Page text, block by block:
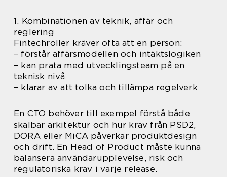
1. Kombinationen av teknik, affär och
reglering
Fintechroller kräver ofta att en person:
– förstår affärsmodellen och intäktslogiken
– kan prata med utvecklingsteam på en
teknisk nivå
– klarar av att tolka och tillämpa regelverk
En CTO behöver till exempel förstå både
skalbar arkitektur och hur krav från PSD2,
DORA eller MiCA påverkar produktdesign
och drift. En Head of Product måste kunna
balansera användarupplevelse, risk och
regulatoriska krav i varje release.